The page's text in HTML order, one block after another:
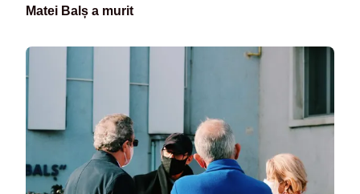
Matei Balș a murit